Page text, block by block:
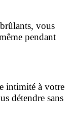
vous
pendant
intimité à votre
détendre sans